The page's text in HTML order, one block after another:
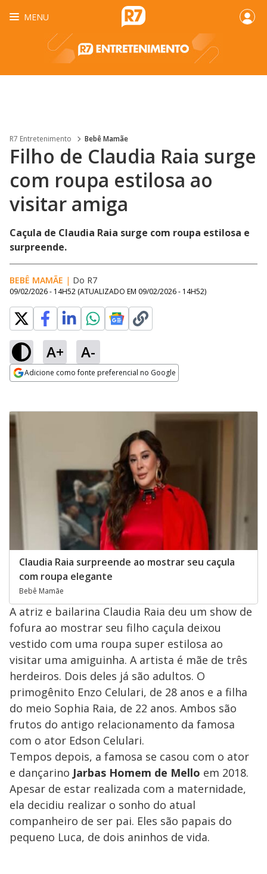
MENU
R7 Entretenimento Bebê Mamãe
Filho de Claudia Raia surge
com roupa estilosa ao
visitar amiga
Caçula de Claudia Raia surge com roupa estilosa e
surpreende.
BEBÊ MAMÃE | Do R7
09/02/2026 - 14H52 (ATUALIZADO EM 09/02/2026 - 14H52)
A+ A-
Adicione como fonte preferencial no Google
Claudia Raia surpreende ao mostrar seu caçula
com roupa elegante
Bebê Mamãe
A atriz e bailarina Claudia Raia deu um show de
fofura ao mostrar seu filho caçula deixou
vestido com uma roupa super estilosa ao
visitar uma amiguinha. A artista é mãe de três
herdeiros. Dois deles já são adultos. O
primogênito Enzo Celulari, de 28 anos e a filha
do meio Sophia Raia, de 22 anos. Ambos são
frutos do antigo relacionamento da famosa
com o ator Edson Celulari.
Tempos depois, a famosa se casou com o ator
e dançarino Jarbas Homem de Mello em 2018.
Apesar de estar realizada com a maternidade,
ela decidiu realizar o sonho do atual
companheiro de ser pai. Eles são papais do
pequeno Luca, de dois aninhos de vida.